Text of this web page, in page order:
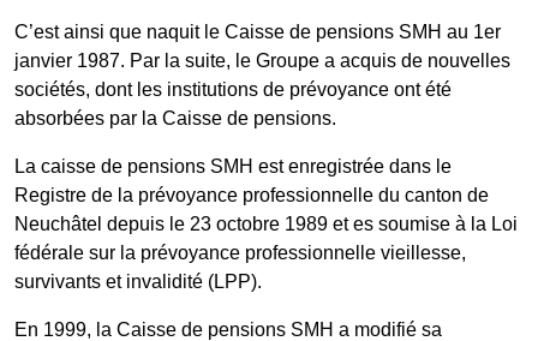
C’est ainsi que naquit le Caisse de pensions SMH au 1er
janvier 1987. Par la suite, le Groupe a acquis de nouvelles
sociétés, dont les institutions de prévoyance ont été
absorbées par la Caisse de pensions.
La caisse de pensions SMH est enregistrée dans le
Registre de la prévoyance professionnelle du canton de
Neuchâtel depuis le 23 octobre 1989 et es soumise à la Loi
fédérale sur la prévoyance professionnelle vieillesse,
survivants et invalidité (LPP).
En 1999, la Caisse de pensions SMH a modifié sa